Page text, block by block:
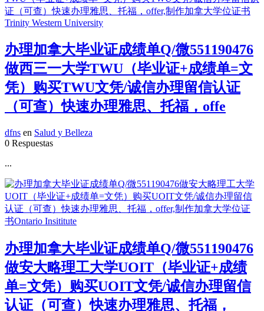
办理加拿大毕业证成绩单Q/微551190476
做西三一大学TWU（毕业证+成绩单=文
凭）购买TWU文凭/诚信办理留信认证
（可查）快速办理雅思、托福，offe
dfns en Salud y Belleza
0 Respuestas
...
办理加拿大毕业证成绩单Q/微551190476
做安大略理工大学UOIT（毕业证+成绩
单=文凭）购买UOIT文凭/诚信办理留信
认证（可查）快速办理雅思、托福，